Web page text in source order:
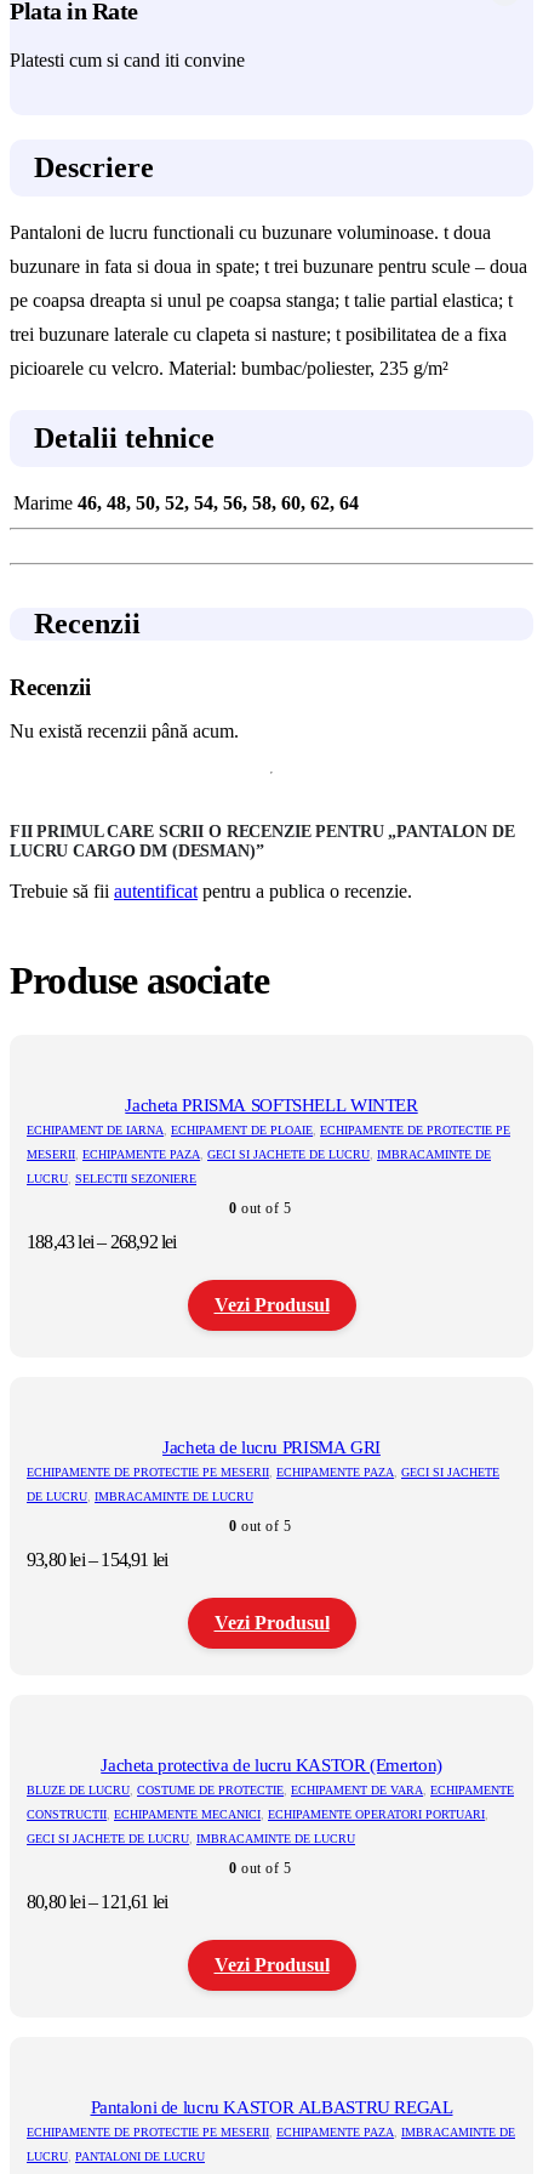
Plata in Rate
Platesti cum si cand iti convine
Descriere
Pantaloni de lucru functionali cu buzunare voluminoase. t doua
buzunare in fata si doua in spate; t trei buzunare pentru scule – doua
pe coapsa dreapta si unul pe coapsa stanga; t talie partial elastica; t
trei buzunare laterale cu clapeta si nasture; t posibilitatea de a fixa
picioarele cu velcro. Material: bumbac/poliester, 235 g/m²
Detalii tehnice
Marime 46, 48, 50, 52, 54, 56, 58, 60, 62, 64
Recenzii
Recenzii
Nu există recenzii până acum.
FII PRIMUL CARE SCRII O RECENZIE PENTRU „PANTALON DE
LUCRU CARGO DM (DESMAN)”
Trebuie să fii autentificat pentru a publica o recenzie.
Produse asociate
Jacheta PRISMA SOFTSHELL WINTER
ECHIPAMENT DE IARNA, ECHIPAMENT DE PLOAIE, ECHIPAMENTE DE PROTECTIE PE
MESERII, ECHIPAMENTE PAZA, GECI SI JACHETE DE LUCRU, IMBRACAMINTE DE
LUCRU, SELECTII SEZONIERE
0 out of 5
188,43lei– 268,92leiInterval
prețuri:
188,43 lei
până
Vezi Produsul
variații.
Opțiunile
pot
alese
în
Jacheta de lucru PRISMA GRI
ECHIPAMENTE DE PROTECTIE PE MESERII, ECHIPAMENTE PAZA, GECI SI JACHETE
DE LUCRU, IMBRACAMINTE DE LUCRU
0 out of 5
93,80lei– 154,91 leiInterval
prețuri:
93,80 lei
până
Vezi Produsul
variații.
Opțiunile
pot
fi
în
pagina
Jacheta protectiva de lucru KASTOR (Emerton)
BLUZE DE LUCRU, COSTUME DE PROTECTIE, ECHIPAMENT DE VARA, ECHIPAMENTE
CONSTRUCTII, ECHIPAMENTE MECANICI, ECHIPAMENTE OPERATORI PORTUARI,
GECI SI JACHETE DE LUCRU, IMBRACAMINTE DE LUCRU
0 out of 5
80,80lei– 121,61 leiInterval
prețuri:
80,80 lei
până
Vezi Produsul
variații.
Opțiunile
pot
Pantaloni de lucru KASTOR ALBASTRU REGAL
ECHIPAMENTE DE PROTECTIE PE MESERII, ECHIPAMENTE PAZA, IMBRACAMINTE DE
LUCRU, PANTALONI DE LUCRU